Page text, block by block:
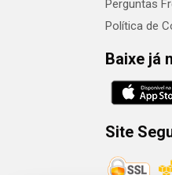
Perguntas
Política de
Baixe já
Site